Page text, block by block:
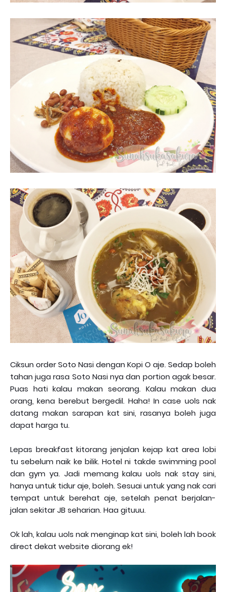
Ciksun order Soto Nasi dengan Kopi O aje. Sedap boleh
tahan juga rasa Soto Nasi nya dan portion agak besar.
Puas hati kalau makan seorang. Kalau makan dua
orang, kena berebut bergedil. Haha! In case uols nak
datang makan sarapan kat sini, rasanya boleh juga
dapat harga tu.
Lepas breakfast kitorang jenjalan kejap kat area lobi
tu sebelum naik ke bilik. Hotel ni takde swimming pool
dan gym ya. Jadi memang kalau uols nak stay sini,
hanya untuk tidur aje, boleh. Sesuai untuk yang nak cari
tempat untuk berehat aje, setelah penat berjalan-
jalan sekitar JB seharian. Haa gituuu.
Ok lah, kalau uols nak menginap kat sini, boleh lah book
direct dekat website diorang ek!